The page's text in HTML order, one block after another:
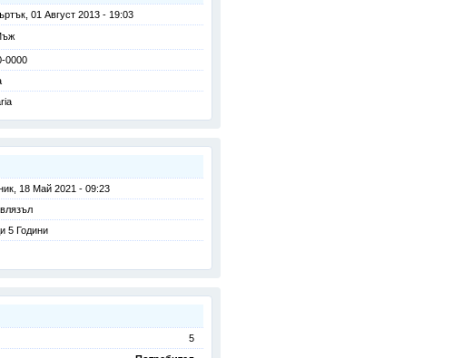
01 Август 2013 - 19:03
0000
18 Май 2021 - 09:23
5 Години
5